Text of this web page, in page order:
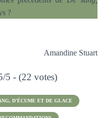
?
Amandine Stuart
5 - (22 votes)
D’ÉCUME ET DE GLACE